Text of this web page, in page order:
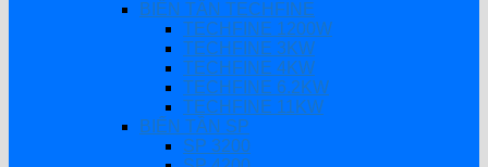
BIẾN TẦN TECHFINE
TECHFINE 1200W
TECHFINE 3KW
TECHFINE 4KW
TECHFINE 6.2KW
TECHFINE 11KW
BIẾN TẦN SP
SP 3200